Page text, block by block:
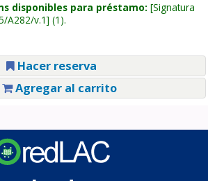
disponibles para préstamo: Signatura
A282/v.1 (1).
Hacer reserva
Agregar al carrito